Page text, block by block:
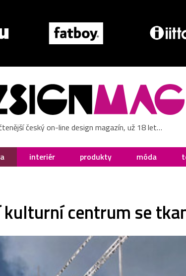
český on-line design magazín, už 18 let…
interiér produkty móda
kulturní centrum se